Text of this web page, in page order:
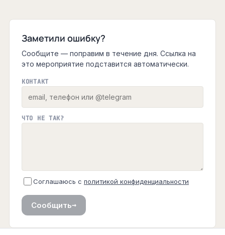
Заметили ошибку?
Сообщите — поправим в течение дня. Ссылка на
это мероприятие подставится автоматически.
КОНТАКТ
ЧТО НЕ ТАК?
Соглашаюсь с политикой конфиденциальности
Сообщить→